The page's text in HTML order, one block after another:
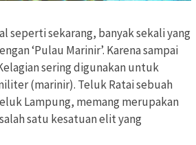
seperti sekarang, banyak sekali yang
‘Pulau Marinir’. Karena sampai
sering digunakan untuk
(marinir). Teluk Ratai sebuah
Lampung, memang merupakan
satu kesatuan elit yang